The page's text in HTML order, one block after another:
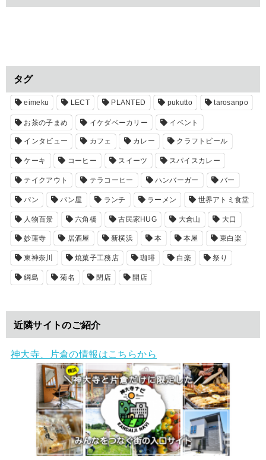
タグ
eimeku LECT PLANTED pukutto tarosanpo
お茶の子まめ イケダベーカリー イベント
インタビュー カフェ カレー クラフトビール
ケーキ コーヒー スイーツ スパイスカレー
テイクアウト テラコーヒー ハンバーガー バー
パン パン屋 ランチ ラーメン 世界アトミ食堂
人物百景 六角橋 古民家HUG 大倉山 大口
妙蓮寺 居酒屋 新横浜 本 本屋 東白楽
東神奈川 焼菓子工務店 珈琲 白楽 祭り
綱島 菊名 閉店 開店
近隣サイトのご紹介
神大寺、片倉の情報はこちらから